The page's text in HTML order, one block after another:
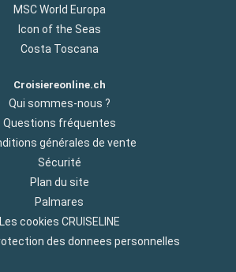
MSC World Europa
Icon of the Seas
Costa Toscana
Croisiereonline.ch
Qui sommes-nous ?
Questions fréquentes
générales de vente
Sécurité
Plan du site
Palmares
Les cookies CRUISELINE
des donnees personnelles